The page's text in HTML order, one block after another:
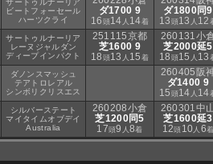
サートゥルナーリア
ビートフォーセール
ハーツクライ
ダ1700 9
16 頭14 人 14着
ダ1800同9
13 頭13 人 12
サートゥルナーリア
レーヌジャルダン
ディープインパクト
251115京都
芝1600 9
18 頭13 人 15 着
260131小
芝2000延5
18 頭15 人 13
ダノンスマッシュ
テアトロレアル
シンボリクリスエス
260405阪
ダ1400 9
15 頭14 人 14
シルバーステート
マイタイムオブデイ
Australia
260208小倉
芝1200同5
17頭9 人8着
260301中
芝1600延3
12頭 10 人 6